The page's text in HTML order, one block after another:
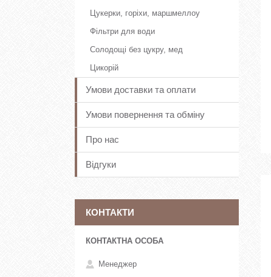
Цукерки, горіхи, маршмеллоу
Фільтри для води
Солодощі без цукру, мед
Цикорій
Умови доставки та оплати
Умови повернення та обміну
Про нас
Відгуки
КОНТАКТИ
Менеджер